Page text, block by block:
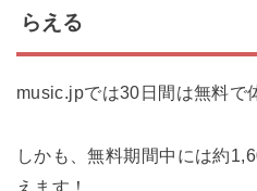
らえる
music.jpでは30日間は無料で
しかも、無料期間中には約
えます！